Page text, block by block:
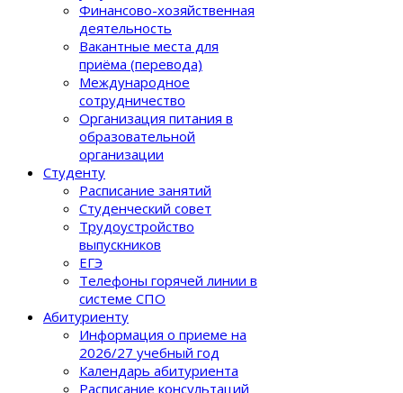
Финансово-хозяйственная
деятельность
Вакантные места для
приёма (перевода)
Международное
сотрудничество
Организация питания в
образовательной
организации
Студенту
Расписание занятий
Студенческий совет
Трудоустройство
выпускников
ЕГЭ
Телефоны горячей линии в
системе СПО
Абитуриенту
Информация о приеме на
2026/27 учебный год
Календарь абитуриента
Расписание консультаций